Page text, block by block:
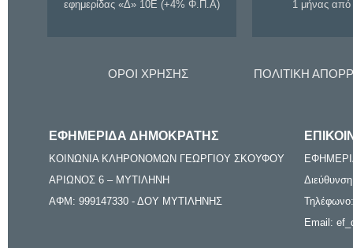
εφημερίδας «Δ» 10Ε (+4% Φ.Π.Α)
1 μήνας
ΟΡΟΙ ΧΡΗΣΗΣ ΠΟΛΙΤΙΚΗ
ΕΦΗΜΕΡΙΔΑ ΔΗΜΟΚΡΑΤΗΣ
ΚΟΙΝΩΝΙΑ ΚΛΗΡΟΝΟΜΩΝ ΓΕΩΡΓΙΟΥ ΣΚΟΥΦΟΥ
ΑΡΙΩΝΟΣ 6 – ΜΥΤΙΛΗΝΗ
ΑΦΜ: 999147330 - ΔΟΥ ΜΥΤΙΛΗΝΗΣ
Email: